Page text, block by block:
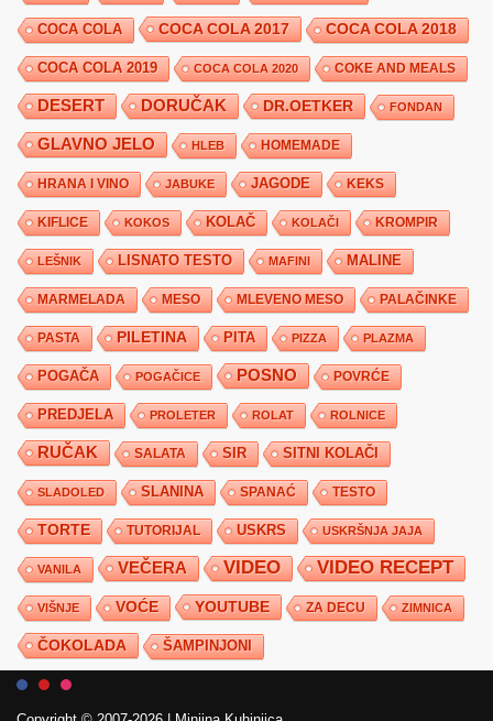
COCA COLA COCA COLA 2017 COCA COLA 2018
COCA COLA 2019 COCA COLA 2020 COKE AND MEALS
DESERT DORUČAK DR.OETKER FONDAN
GLAVNO JELO HLEB HOMEMADE
HRANA I VINO JABUKE JAGODE KEKS
KIFLICE KOKOS KOLAČ KOLAČI KROMPIR
LEŠNIK LISNATO TESTO MAFINI MALINE
MARMELADA MESO MLEVENO MESO PALAČINKE
PASTA PILETINA PITA PIZZA PLAZMA
POGAČA POGAČICE POSNO POVRĆE
PREDJELA PROLETER ROLAT ROLNICE
RUČAK SALATA SIR SITNI KOLAČI
SLADOLED SLANINA SPANAĆ TESTO
TORTE TUTORIJAL USKRS USKRŠNJA JAJA
VANILA VEČERA VIDEO VIDEO RECEPT
VIŠNJE VOĆE YOUTUBE ZA DECU ZIMNICA
ČOKOLADA ŠAMPINJONI